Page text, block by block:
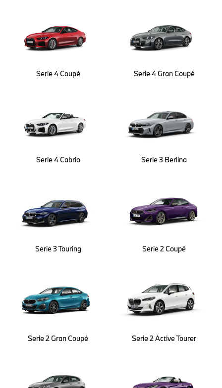
Serie 4 Coupé Serie 4 Gran Coupé
Serie 4 Cabrio Serie 3 Berlina
Serie 3 Touring Serie 2 Coupé
Serie 2 Gran Coupé Serie 2 Active Tourer